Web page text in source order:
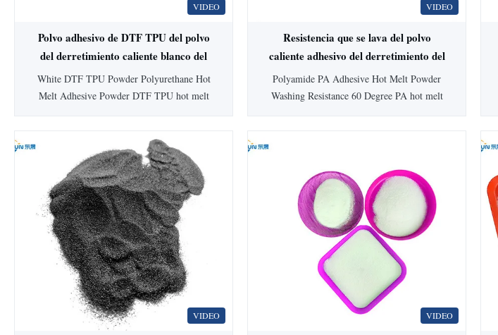
VIDEO
Polvo adhesivo de DTF TPU del polvo
del derretimiento caliente blanco del
poliuretano
White DTF TPU Powder Polyurethane Hot
Melt Adhesive Powder DTF TPU hot melt
printing, heat transfer paste, flocking paste
and bronzing paste. DTF TPU hot melt
adhesive powder Product Description 1. This
product is a ...
VIDEO
Resistencia que se lava del polvo
caliente adhesivo del derretimiento del
PA de la poliamida 60 grados
Polyamide PA Adhesive Hot Melt Powder
Washing Resistance 60 Degree PA hot melt
sublimation. Polyamide powder is a hot melt
Adhesive Powder Application: ES211 is used
in textiles and ...
VIDEO VIDEO